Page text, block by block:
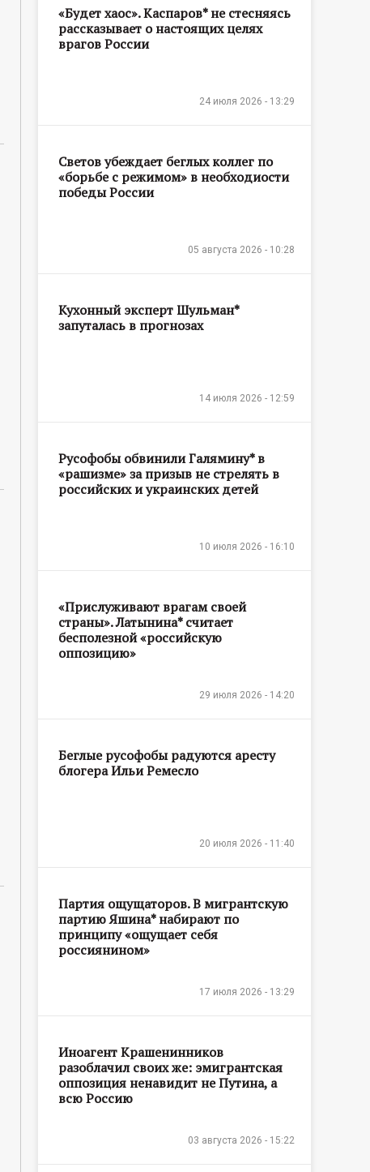
«Будет хаос». Каспаров* не стесняясь
рассказывает о настоящих целях
врагов России
24 июля 2026 - 13:29
Светов убеждает беглых коллег по
«борьбе с режимом» в необходиости
победы России
05 августа 2026 - 10:28
Кухонный эксперт Шульман*
запуталась в прогнозах
14 июля 2026 - 12:59
Русофобы обвинили Галямину* в
«рашизме» за призыв не стрелять в
российских и украинских детей
10 июля 2026 - 16:10
«Прислуживают врагам своей
страны». Латынина* считает
бесполезной «российскую
оппозицию»
29 июля 2026 - 14:20
Беглые русофобы радуются аресту
блогера Ильи Ремесло
20 июля 2026 - 11:40
Партия ощущаторов. В мигрантскую
партию Яшина* набирают по
принципу «ощущает себя
россиянином»
17 июля 2026 - 13:29
Иноагент Крашенинников
разоблачил своих же: эмигрантская
оппозиция ненавидит не Путина, а
всю Россию
03 августа 2026 - 15:22